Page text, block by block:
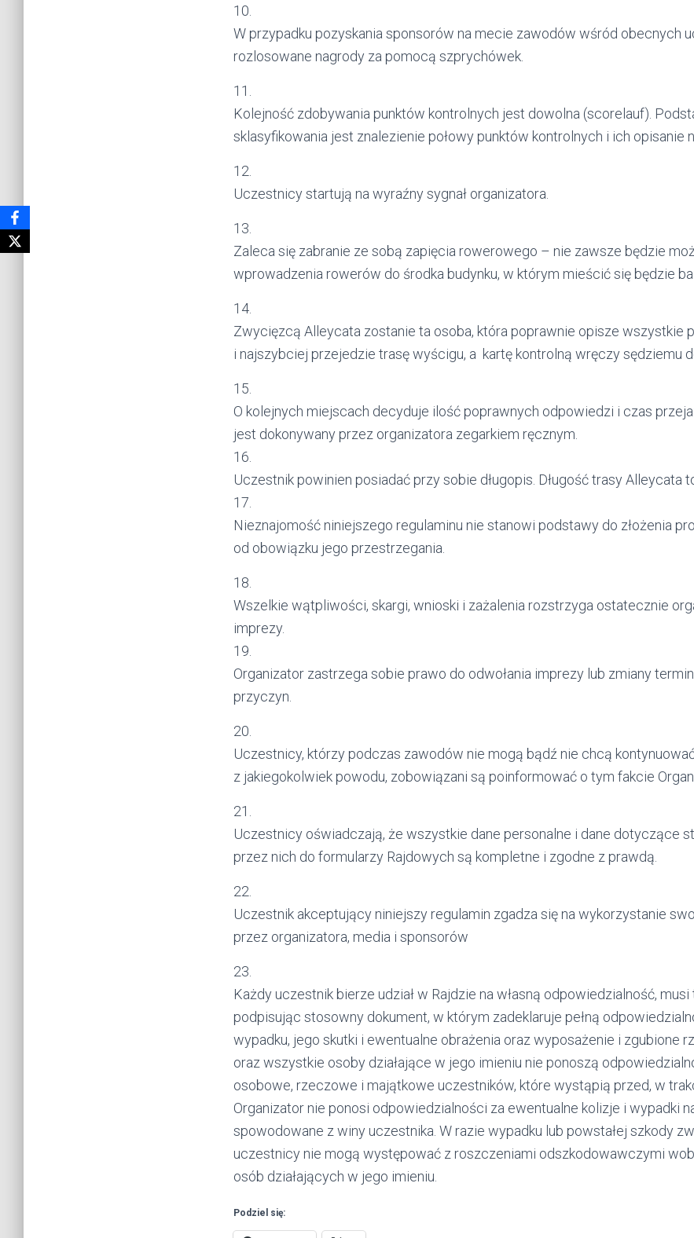
10.
W przypadku pozyskania sponsorów na mecie zawodów wśród obecnych
rozlosowane nagrody za pomocą szprychówek.
11.
Kolejność zdobywania punktów kontrolnych jest dowolna (scorelauf).
sklasyfikowania jest znalezienie połowy punktów kontrolnych i ich opisanie
12.
Uczestnicy startują na wyraźny sygnał organizatora.
13.
Zaleca się zabranie ze sobą zapięcia rowerowego – nie zawsze będzie
wprowadzenia rowerów do środka budynku, w którym mieścić się będzie
14.
Zwycięzcą Alleycata zostanie ta osoba, która poprawnie opisze wszystkie
i najszybciej przejedzie trasę wyścigu, a kartę kontrolną wręczy sędziemu
15.
O kolejnych miejscach decyduje ilość poprawnych odpowiedzi i czas
jest dokonywany przez organizatora zegarkiem ręcznym.
16.
Uczestnik powinien posiadać przy sobie długopis. Długość trasy Alleycata
17.
Nieznajomość niniejszego regulaminu nie stanowi podstawy do złożenia
od obowiązku jego przestrzegania.
18.
Wszelkie wątpliwości, skargi, wnioski i zażalenia rozstrzyga ostatecznie
imprezy.
19.
Organizator zastrzega sobie prawo do odwołania imprezy lub zmiany
przyczyn.
20.
Uczestnicy, którzy podczas zawodów nie mogą bądź nie chcą
z jakiegokolwiek powodu, zobowiązani są poinformować o tym fakcie
21.
Uczestnicy oświadczają, że wszystkie dane personalne i dane dotyczące
przez nich do formularzy Rajdowych są kompletne i zgodne z prawdą.
22.
Uczestnik akceptujący niniejszy regulamin zgadza się na wykorzystanie
przez organizatora, media i sponsorów
23.
Każdy uczestnik bierze udział w Rajdzie na własną odpowiedzialność,
podpisując stosowny dokument, w którym zadeklaruje pełną
wypadku, jego skutki i ewentualne obrażenia oraz wyposażenie i zgubione
oraz wszystkie osoby działające w jego imieniu nie ponoszą
osobowe, rzeczowe i majątkowe uczestników, które wystąpią przed, w
Organizator nie ponosi odpowiedzialności za ewentualne kolizje i wypadki
spowodowane z winy uczestnika. W razie wypadku lub powstałej szkody
uczestnicy nie mogą występować z roszczeniami odszkodowawczymi
osób działających w jego imieniu.
Podziel się: